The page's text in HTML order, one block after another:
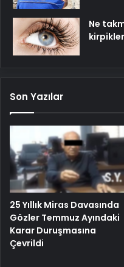
Ne
Son Yazılar
25 Yıllık Miras Davasında
Gözler Temmuz Ayındaki
Karar Duruşmasına
Çevrildi